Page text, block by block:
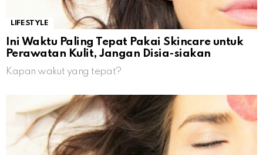
LIFESTYLE
Ini Waktu Paling Tepat Pakai Skincare untuk
Perawatan Kulit, Jangan Disia-siakan
Kapan wakut yang tepat?